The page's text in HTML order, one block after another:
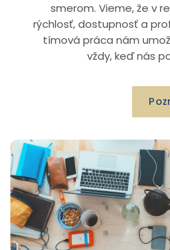
smerom. Vieme, že v
rýchlosť, dostupnosť a
tímová práca nám
vždy, keď nás